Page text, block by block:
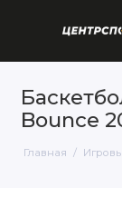
Bounce
Главная